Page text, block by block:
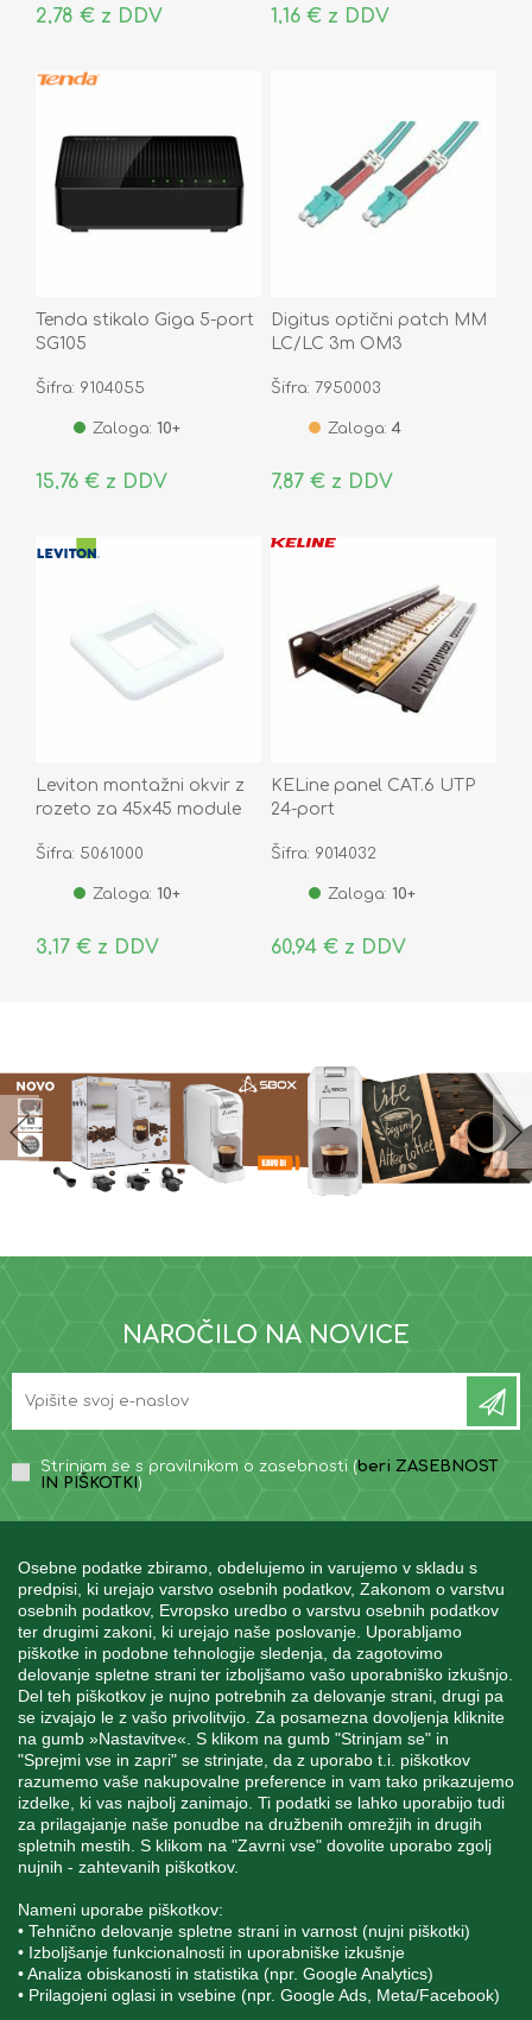
Osebne podatke zbiramo, obdelujemo in varujemo v skladu s
predpisi, ki urejajo varstvo osebnih podatkov, Zakonom o varstvu
osebnih podatkov, Evropsko uredbo o varstvu osebnih podatkov
ter drugimi zakoni, ki urejajo naše poslovanje. Uporabljamo
piškotke in podobne tehnologije sledenja, da zagotovimo
delovanje spletne strani ter izboljšamo vašo uporabniško izkušnjo.
Del teh piškotkov je nujno potrebnih za delovanje strani, drugi pa
se izvajajo le z vašo privolitvijo. Za posamezna dovoljenja kliknite
na gumb »Nastavitve«. S klikom na gumb "Strinjam se" in
"Sprejmi vse in zapri" se strinjate, da z uporabo t.i. piškotkov
razumemo vaše nakupovalne preference in vam tako prikazujemo
izdelke, ki vas najbolj zanimajo. Ti podatki se lahko uporabijo tudi
za prilagajanje naše ponudbe na družbenih omrežjih in drugih
spletnih mestih. S klikom na "Zavrni vse" dovolite uporabo zgolj
nujnih - zahtevanih piškotkov.
Nameni uporabe piškotkov:
• Tehnično delovanje spletne strani in varnost (nujni piškotki)
• Izboljšanje funkcionalnosti in uporabniške izkušnje
• Analiza obiskanosti in statistika (npr. Google Analytics)
• Prilagojeni oglasi in vsebine (npr. Google Ads, Meta/Facebook)
2,78 € z DDV 1,16 € z DDV
Tenda stikalo Giga 5-port
SG105
Šifra: 9104055
Zaloga: 10+
15,76 € z DDV
Digitus optični patch MM
LC/LC 3m OM3
Šifra: 7950003
Zaloga: 4
7,87 € z DDV
Leviton montažni okvir z
rozeto za 45x45 module
Šifra: 5061000
Zaloga: 10+
3,17 € z DDV
KELine panel CAT.6 UTP
24-port
Šifra: 9014032
Zaloga: 10+
60,94 € z DDV
NAROČILO NA NOVICE
Strinjam se s pravilnikom o zasebnosti (beri ZASEBNOST
IN PIŠKOTKI )
INFORMACIJE
MOJ RAČUN
STORITEV ZA STRANKE
SPREMLJAJTE NAS
Blatnica 8, 1236 Trzin